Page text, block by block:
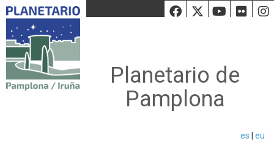
Facebook
Twiiter
Planetario de
Pamplona
es eu